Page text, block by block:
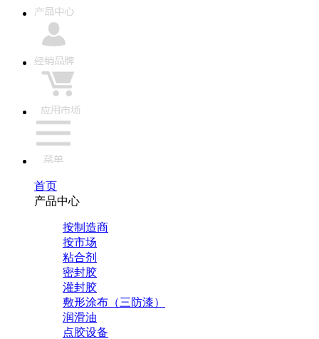
首页
产品中心
按制造商
按市场
粘合剂
密封胶
灌封胶
敷形涂布（三防漆）
润滑油
点胶设备